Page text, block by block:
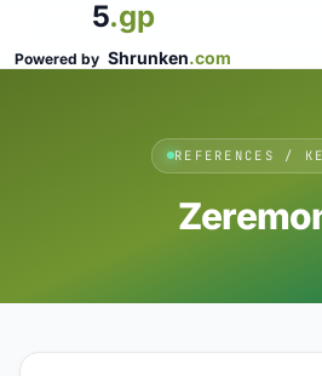
5.gp
Powered by Shrunken.com
REFERENCES /